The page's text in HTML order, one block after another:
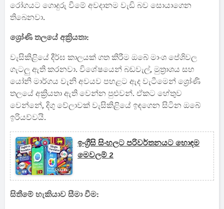
රෝගයට ගොදුරු වීමේ අවදානම වැඩි බව සොයාගෙන
තිබෙනවා.
ශ්‍රෝණි තලයේ අක්‍රියතා:
වැසිකිළියේ දීර්ඝ කාලයක් ගත කිරීම ඔබේ මාංශ පේශිවල
ගැටලු ඇති කරනවා. විශේෂයෙන් බඩවැල්, මුත්‍රාශය සහ
යෝනි මාර්ගය වැනි අවයව පහළට ඇද වැටීමෙන් ශ්‍රෝණි
තලයේ අක්‍රියතා ඇති වෙන්න පුළුවන්. ඒකට හේතුව
වෙන්නේ, දිගු වේලාවක් වැසිකිළියේ ඉඳගෙන සිටින ඔබේ
ඉරියව්වයි.
ඉංග්‍රීසි සිංහලට පරිවර්තනයට හොඳම
මෙවලම් 2
සිතීමේ හැකියාව සීමා වීම: